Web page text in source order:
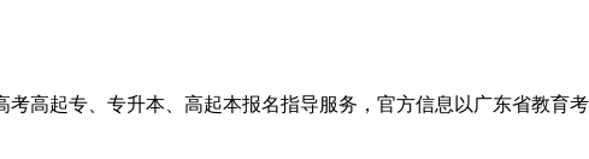
高起专、专升本、高起本报名指导服务，官方信息以广东省教育考